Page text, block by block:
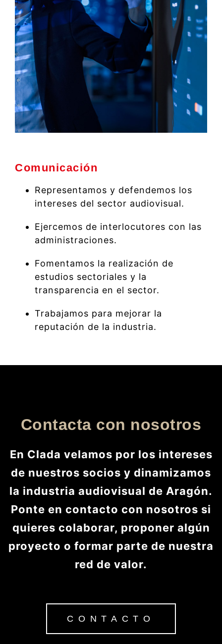
Comunicación
Representamos y defendemos los
intereses del sector audiovisual.
Ejercemos de interlocutores con las
administraciones.
Fomentamos la realización de
estudios sectoriales y la
transparencia en el sector.
Trabajamos para mejorar la
reputación de la industria.
Contacta con nosotros
En Clada velamos por los intereses
de nuestros socios y dinamizamos
la industria audiovisual de Aragón.
Ponte en contacto con nosotros si
quieres colaborar, proponer algún
proyecto o formar parte de nuestra
red de valor.
CONTACTO